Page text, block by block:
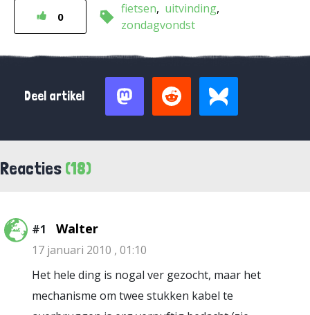
0
fietsen
uitvinding
zondagvondst
Deel artikel
Reacties (18)
#1 Walter
17 januari 2010 , 01:10
Het hele ding is nogal ver gezocht, maar het
mechanisme om twee stukken kabel te